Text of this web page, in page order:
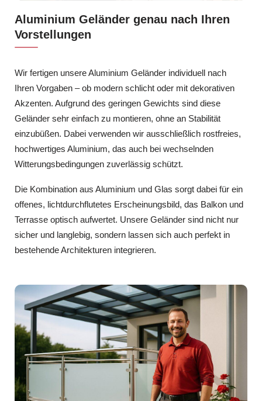
Aluminium Geländer genau nach Ihren
Vorstellungen
Wir fertigen unsere Aluminium Geländer individuell nach
Ihren Vorgaben – ob modern schlicht oder mit dekorativen
Akzenten. Aufgrund des geringen Gewichts sind diese
Geländer sehr einfach zu montieren, ohne an Stabilität
einzubüßen. Dabei verwenden wir ausschließlich rostfreies,
hochwertiges Aluminium, das auch bei wechselnden
Witterungsbedingungen zuverlässig schützt.
Die Kombination aus Aluminium und Glas sorgt dabei für ein
offenes, lichtdurchflutetes Erscheinungsbild, das Balkon und
Terrasse optisch aufwertet. Unsere Geländer sind nicht nur
sicher und langlebig, sondern lassen sich auch perfekt in
bestehende Architekturen integrieren.